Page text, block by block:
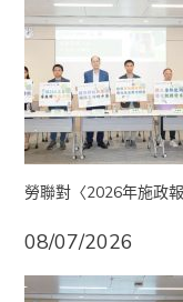
勞聯對〈2026年施政
08/07/2026